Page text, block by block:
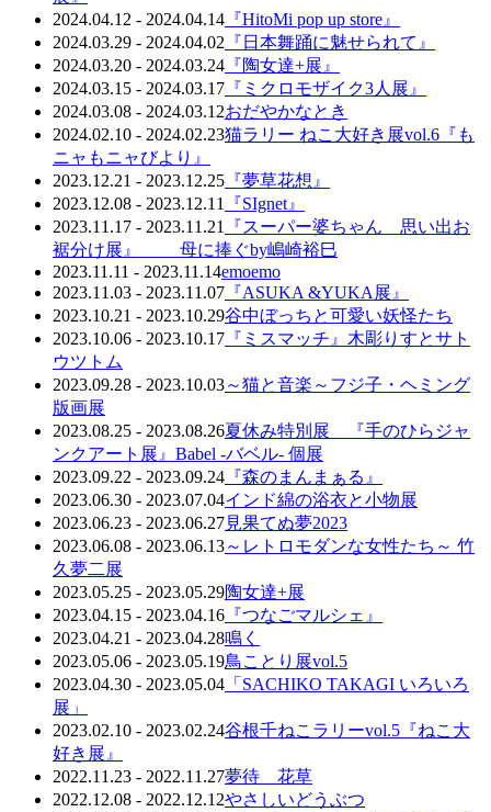
2024.04.12 - 2024.04.14 『HitoMi pop up store』
2024.03.29 - 2024.04.02 『日本舞踊に魅せられて』
2024.03.20 - 2024.03.24 『陶女達+展』
2024.03.15 - 2024.03.17 『ミクロモザイク3人展』
2024.03.08 - 2024.03.12おだやかなとき
2024.02.10 - 2024.02.23猫ラリー ねこ大好き展vol.6『も
ニャもニャびより』
2023.12.21 - 2023.12.25 『夢草花想』
2023.12.08 - 2023.12.11
『SIgnet』
2023.11.17 - 2023.11.21
『スーパー婆ちゃん 思い出お
裾分け展』 母に捧ぐby嶋崎裕巳
2023.11.11 - 2023.11.14emoemo
2023.11.03 - 2023.11.07 『ASUKA &YUKA展』
2023.10.21 - 2023.10.29谷中ぼっちと可愛い妖怪たち
2023.10.06 - 2023.10.17 『ミスマッチ』木彫りすとサト
ウツトム
2023.09.28 - 2023.10.03～猫と音楽～フジ子・ヘミング
版画展
2023.08.25 - 2023.08.26夏休み特別展 『手のひらジャ
ンクアート展』Babel -バベル- 個展
2023.09.22 - 2023.09.24 『森のまんまぁる』
2023.06.30 - 2023.07.04インド綿の浴衣と小物展
2023.06.23 - 2023.06.27見果てぬ夢2023
2023.06.08 - 2023.06.13～レトロモダンな女性たち～ 竹
久夢二展
2023.05.25 - 2023.05.29陶女達+展
2023.04.15 - 2023.04.16 『つなごマルシェ』
2023.04.21 - 2023.04.28鳴く
2023.05.06 - 2023.05.19鳥ことり展vol.5
2023.04.30 - 2023.05.04 「SACHIKO TAKAGI いろいろ
展」
2023.02.10 - 2023.02.24谷根千ねこラリーvol.5『ねこ大
好き展』
2022.11.23 - 2022.11.27夢待 花草
2022.12.08 - 2022.12.12やさしいどうぶつ